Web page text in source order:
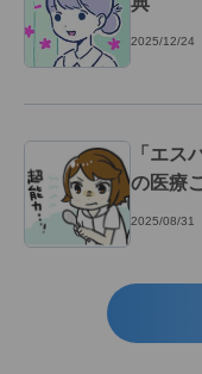
2025/12/24
「エス
の医療
2025/08/31